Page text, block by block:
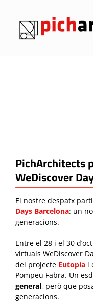
contenido
PichArchitects
WeDiscover
El nostre despatx
Days Barcelona: un
generacions.
Entre el 28 i el 30
virtuals WeDiscover
del projecte Eutopia i
Pompeu Fabra. Un
general, però que
generacions.